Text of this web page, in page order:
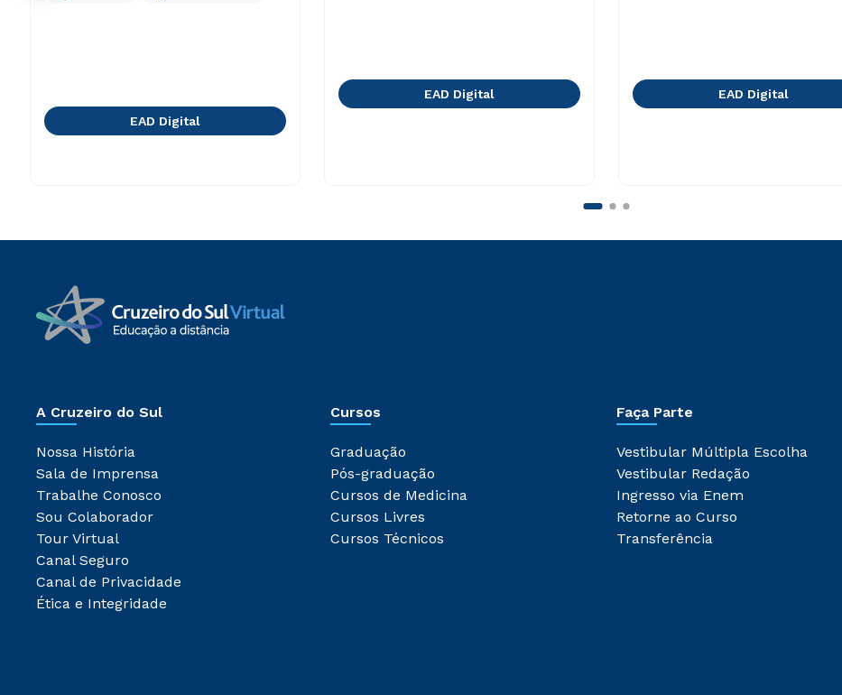
EAD Digital
EAD Digital EAD Digital
A Cruzeiro do Sul
Nossa História
Sala de Imprensa
Trabalhe Conosco
Sou Colaborador
Tour Virtual
Canal Seguro
Canal de Privacidade
Ética e Integridade
Cursos
Graduação
Pós-graduação
Cursos de Medicina
Cursos Livres
Cursos Técnicos
Faça Parte
Vestibular Múltipla Escolha
Vestibular Redação
Ingresso via Enem
Retorne ao Curso
Transferência